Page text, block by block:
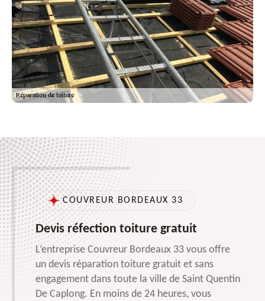
COUVREUR BORDEAUX 33
Devis réfection toiture gratuit
L’entreprise Couvreur Bordeaux 33 vous offre
un devis réparation toiture gratuit et sans
engagement dans toute la ville de Saint Quentin
De Caplong. En moins de 24 heures, vous